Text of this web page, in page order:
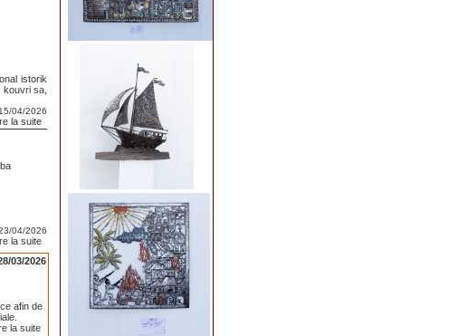
istorik
kouvri sa,
04/2026
la suite
04/2026
la suite
03/2026
afin de
la suite